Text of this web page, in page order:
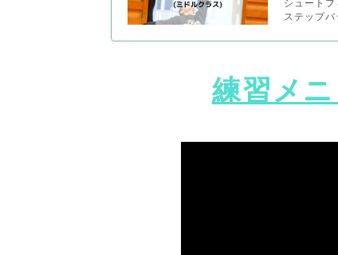
シュート
ステップ
練習メ